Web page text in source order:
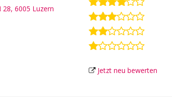
28, 6005 Luzern
Jetzt neu bewerten